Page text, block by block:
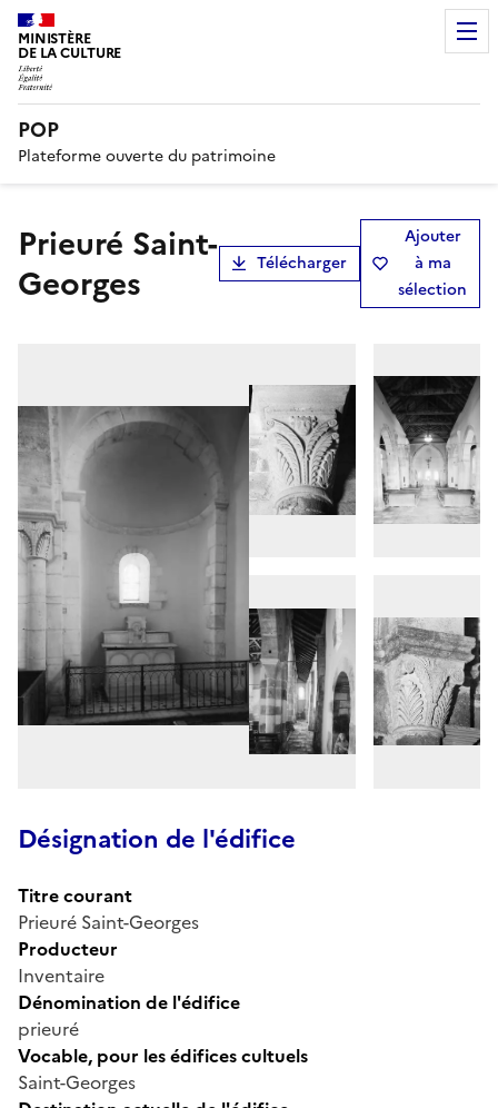
MINISTÈRE
DE LA CULTURE
POP
Plateforme ouverte du patrimoine
Prieuré Saint-
Georges
Télécharger
Ajouter
à ma
sélection
Désignation de l'édifice
Titre courant
Prieuré Saint-Georges
Producteur
Inventaire
Dénomination de l'édifice
prieuré
Vocable, pour les édifices cultuels
Saint-Georges